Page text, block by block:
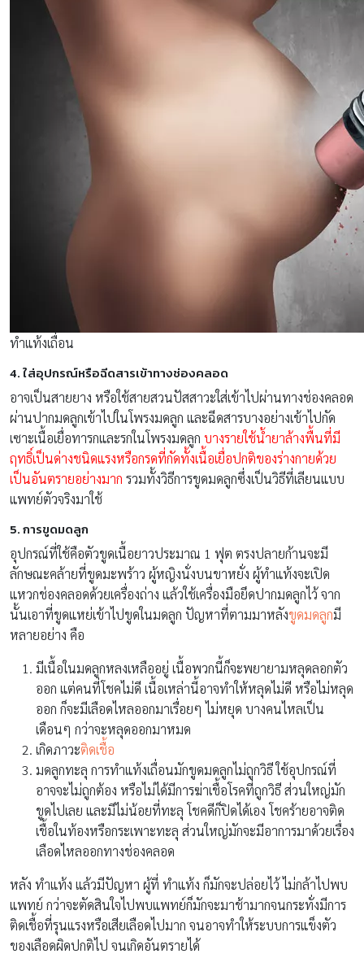
ทำแท้งเถื่อน
4. ใส่อุปกรณ์หรือฉีดสารเข้าทางช่องคลอด
อาจเป็นสายยาง หรือใช้สายสวนปัสสาวะใส่เข้าไปผ่านทางช่องคลอด
ผ่านปากมดลูกเข้าไปในโพรงมดลูก และฉีดสารบางอย่างเข้าไปกัด
เซาะเนื้อเยื่อทารกและรกในโพรงมดลูก บางรายใช้น้ำยาล้างพื้นที่มี
ฤทธิ์เป็นด่างชนิดแรงหรือกรดที่กัดทั้งเนื้อเยื่อปกติของร่างกายด้วย
เป็นอันตรายอย่างมาก รวมทั้งวิธีการขูดมดลูกซึ่งเป็นวิธีที่เลียนแบบ
แพทย์ตัวจริงมาใช้
5. การขูดมดลูก
อุปกรณ์ที่ใช้คือตัวขูดเนื้อยาวประมาณ 1 ฟุต ตรงปลายก้านจะมี
ลักษณะคล้ายที่ขูดมะพร้าว ผู้หญิงนั่งบนขาหยั่ง ผู้ทำแท้งจะเปิด
แหวกช่องคลอดด้วยเครื่องถ่าง แล้วใช้เครื่องมือยึดปากมดลูกไว้ จาก
นั้นเอาที่ขูดแหย่เข้าไปขูดในมดลูก ปัญหาที่ตามมาหลังขูดมดลูกมี
หลายอย่าง คือ
มีเนื้อในมดลูกหลงเหลืออยู่ เนื้อพวกนี้ก็จะพยายามหลุดลอกตัว
ออก แต่คนที่โชคไม่ดี เนื้อเหล่านี้อาจทำให้หลุดไม่ดี หรือไม่หลุด
ออก ก็จะมีเลือดไหลออกมาเรื่อยๆ ไม่หยุด บางคนไหลเป็น
เดือนๆ กว่าจะหลุดออกมาหมด
เกิดภาวะติดเชื้อ
มดลูกทะลุ การทำแท้งเถื่อนมักขูดมดลูกไม่ถูกวิธี ใช้อุปกรณ์ที่
อาจจะไม่ถูกต้อง หรือไม่ได้มีการฆ่าเชื้อโรคที่ถูกวิธี ส่วนใหญ่มัก
ขูดไปเลย และมีไม่น้อยที่ทะลุ โชคดีก็ปิดได้เอง โชคร้ายอาจติด
เชื้อในท้องหรือกระเพาะทะลุ ส่วนใหญ่มักจะมีอาการมาด้วยเรื่อง
เลือดไหลออกทางช่องคลอด
หลัง ทำแท้ง แล้วมีปัญหา ผู้ที่ ทำแท้ง ก็มักจะปล่อยไว้ ไม่กล้าไปพบ
แพทย์ กว่าจะตัดสินใจไปพบแพทย์ก็มักจะมาช้ามากจนกระทั่งมีการ
ติดเชื้อที่รุนแรงหรือเสียเลือดไปมาก จนอาจทำให้ระบบการแข็งตัว
ของเลือดผิดปกติไป จนเกิดอันตรายได้